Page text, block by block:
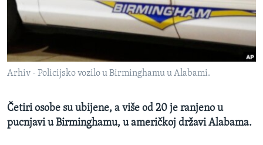
MAGAZIN
O GLASU AMERIKE
Learning English
Arhiv - Policijsko vozilo u Birminghamu u Alabami.
Četiri osobe su ubijene, a više od 20 je ranjeno u
pucnjavi u Birminghamu, u američkoj državi Alabama.